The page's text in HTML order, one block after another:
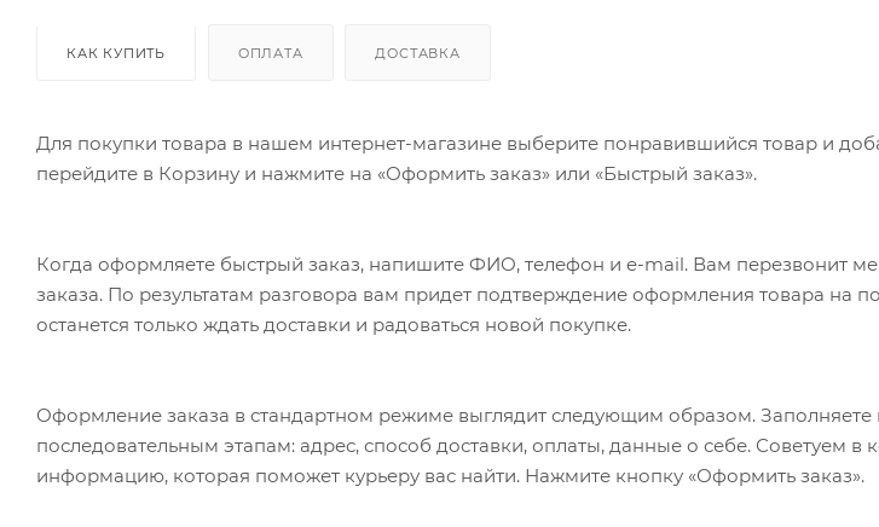
КАК КУПИТЬ ОПЛАТА ДОСТАВКА
Для покупки товара в нашем интернет-магазине выберите понравившийся товар и
перейдите в Корзину и нажмите на «Оформить заказ» или «Быстрый заказ».
Когда оформляете быстрый заказ, напишите ФИО, телефон и e-mail. Вам перезвонит
заказа. По результатам разговора вам придет подтверждение оформления товара на
останется только ждать доставки и радоваться новой покупке.
Оформление заказа в стандартном режиме выглядит следующим образом.
последовательным этапам: адрес, способ доставки, оплаты, данные о себе. Советуем в
информацию, которая поможет курьеру вас найти. Нажмите кнопку «Оформить заказ».